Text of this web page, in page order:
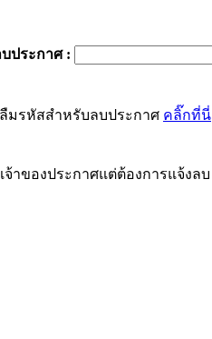
ประกาศ:
ลืมรหัสสำหรับลบประกาศ คลิ๊กที่นี่
จ้าของประกาศแต่ต้องการแจ้งลบ